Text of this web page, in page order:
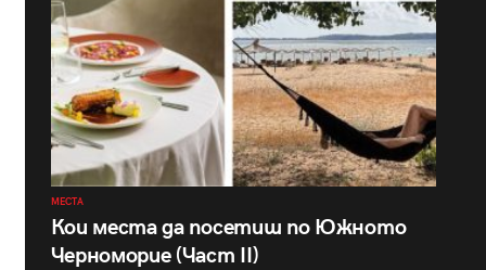
МЕСТА
Кои места да посетиш по Южното
Черноморие (Част II)